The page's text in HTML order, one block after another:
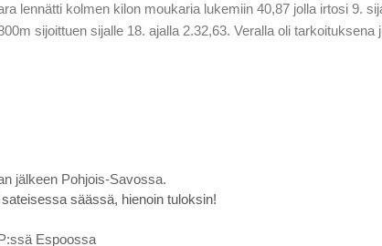
lennätti kolmen kilon moukaria lukemiin 40,87 jolla irtosi 9.
sijoittuen sijalle 18. ajalla 2.32,63. Veralla oli
jälkeen Pohjois-Savossa.
säässä, hienoin tuloksin!
Espoossa